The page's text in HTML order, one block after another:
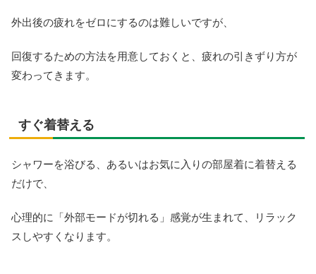
外出後の疲れをゼロにするのは難しいですが、
回復するための方法を用意しておくと、疲れの引きずり方が
変わってきます。
すぐ着替える
シャワーを浴びる、あるいはお気に入りの部屋着に着替える
だけで、
心理的に「外部モードが切れる」感覚が生まれて、リラック
スしやすくなります。